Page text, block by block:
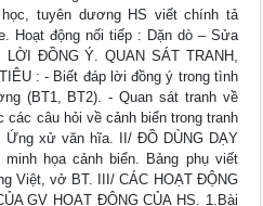
tuyên dương HS viết chính tả
Hoạt động nối tiếp : Dặn dò – Sửa
ĐỒNG Ý. QUAN SÁT TRANH,
: - Biết đáp lời đồng ý trong tình
(BT1, BT2). - Quan sát tranh về
câu hỏi về cảnh biển trong tranh
Ứng xử văn hĩa. II/ ĐỒ DÙNG DẠY
họa cảnh biển. Bảng phụ viết
Việt, vở BT. III/ CÁC HOẠT ĐỘNG
GV HOẠT ĐỘNG CỦA HS. 1.Bài